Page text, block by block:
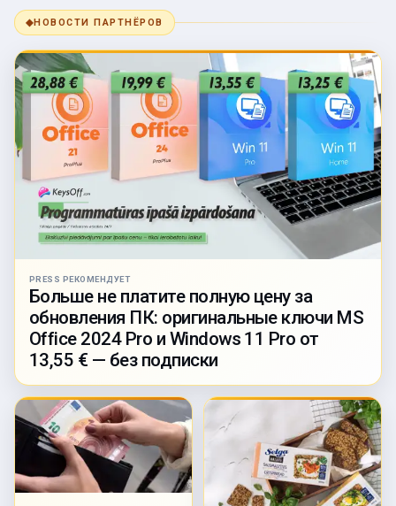
◆НОВОСТИ ПАРТНЁРОВ
PRESS РЕКОМЕНДУЕТ
Больше не платите полную цену за
обновления ПК: оригинальные ключи MS
Office 2024 Pro и Windows 11 Pro от
13,55 € — без подписки